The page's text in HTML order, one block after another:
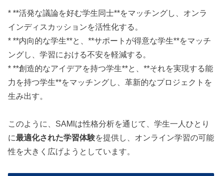
* **活発な議論を好む学生同士**をマッチングし、オンラ
インディスカッションを活性化する。
* **内向的な学生**と、**サポートが得意な学生**をマッチ
ングし、学習における不安を軽減する。
* **創造的なアイデアを持つ学生**と、**それを実現する能
力を持つ学生**をマッチングし、革新的なプロジェクトを
生み出す。
このように、SAMIは性格分析を通じて、学生一人ひとり
に最適化された学習体験を提供し、オンライン学習の可能
性を大きく広げようとしています。